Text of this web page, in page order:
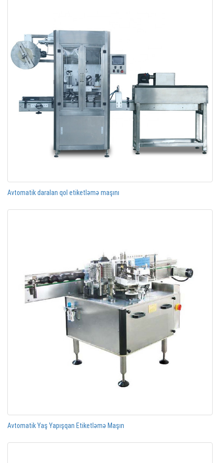
Avtomatik daralan qol etiketləmə maşını
Avtomatik Yaş Yapışqan Etiketləmə Maşın